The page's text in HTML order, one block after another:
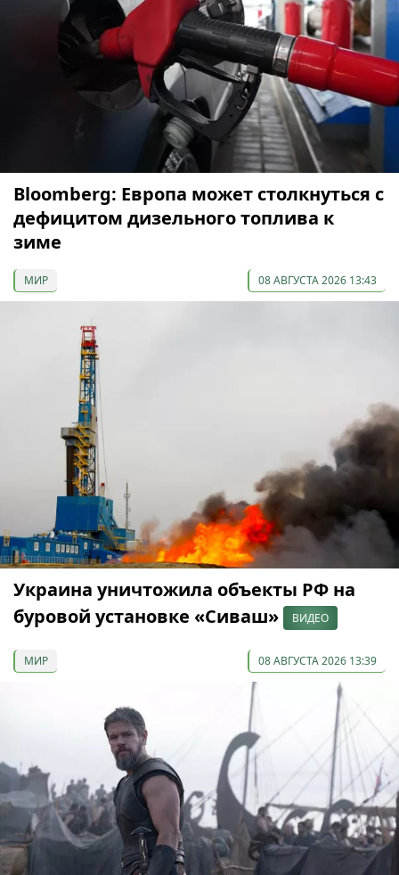
Bloomberg: Европа может столкнуться с
дефицитом дизельного топлива к
зиме
МИР 08 АВГУСТА 2026 13:43
Украина уничтожила объекты РФ на
буровой установке «Сиваш»
ВИДЕО
МИР 08 АВГУСТА 2026 13:39